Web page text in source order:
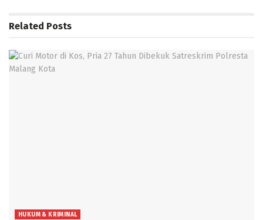
Related Posts
HUKUM & KRIMINAL